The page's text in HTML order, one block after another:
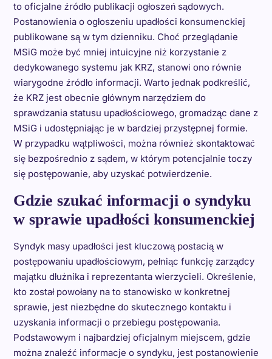
to oficjalne źródło publikacji ogłoszeń sądowych.
Postanowienia o ogłoszeniu upadłości konsumenckiej
publikowane są w tym dzienniku. Choć przeglądanie
MSiG może być mniej intuicyjne niż korzystanie z
dedykowanego systemu jak KRZ, stanowi ono równie
wiarygodne źródło informacji. Warto jednak podkreślić,
że KRZ jest obecnie głównym narzędziem do
sprawdzania statusu upadłościowego, gromadząc dane z
MSiG i udostępniając je w bardziej przystępnej formie.
W przypadku wątpliwości, można również skontaktować
się bezpośrednio z sądem, w którym potencjalnie toczy
się postępowanie, aby uzyskać potwierdzenie.
Gdzie szukać informacji o syndyku
w sprawie upadłości konsumenckiej
Syndyk masy upadłości jest kluczową postacią w
postępowaniu upadłościowym, pełniąc funkcję zarządcy
majątku dłużnika i reprezentanta wierzycieli. Określenie,
kto został powołany na to stanowisko w konkretnej
sprawie, jest niezbędne do skutecznego kontaktu i
uzyskania informacji o przebiegu postępowania.
Podstawowym i najbardziej oficjalnym miejscem, gdzie
można znaleźć informacje o syndyku, jest postanowienie